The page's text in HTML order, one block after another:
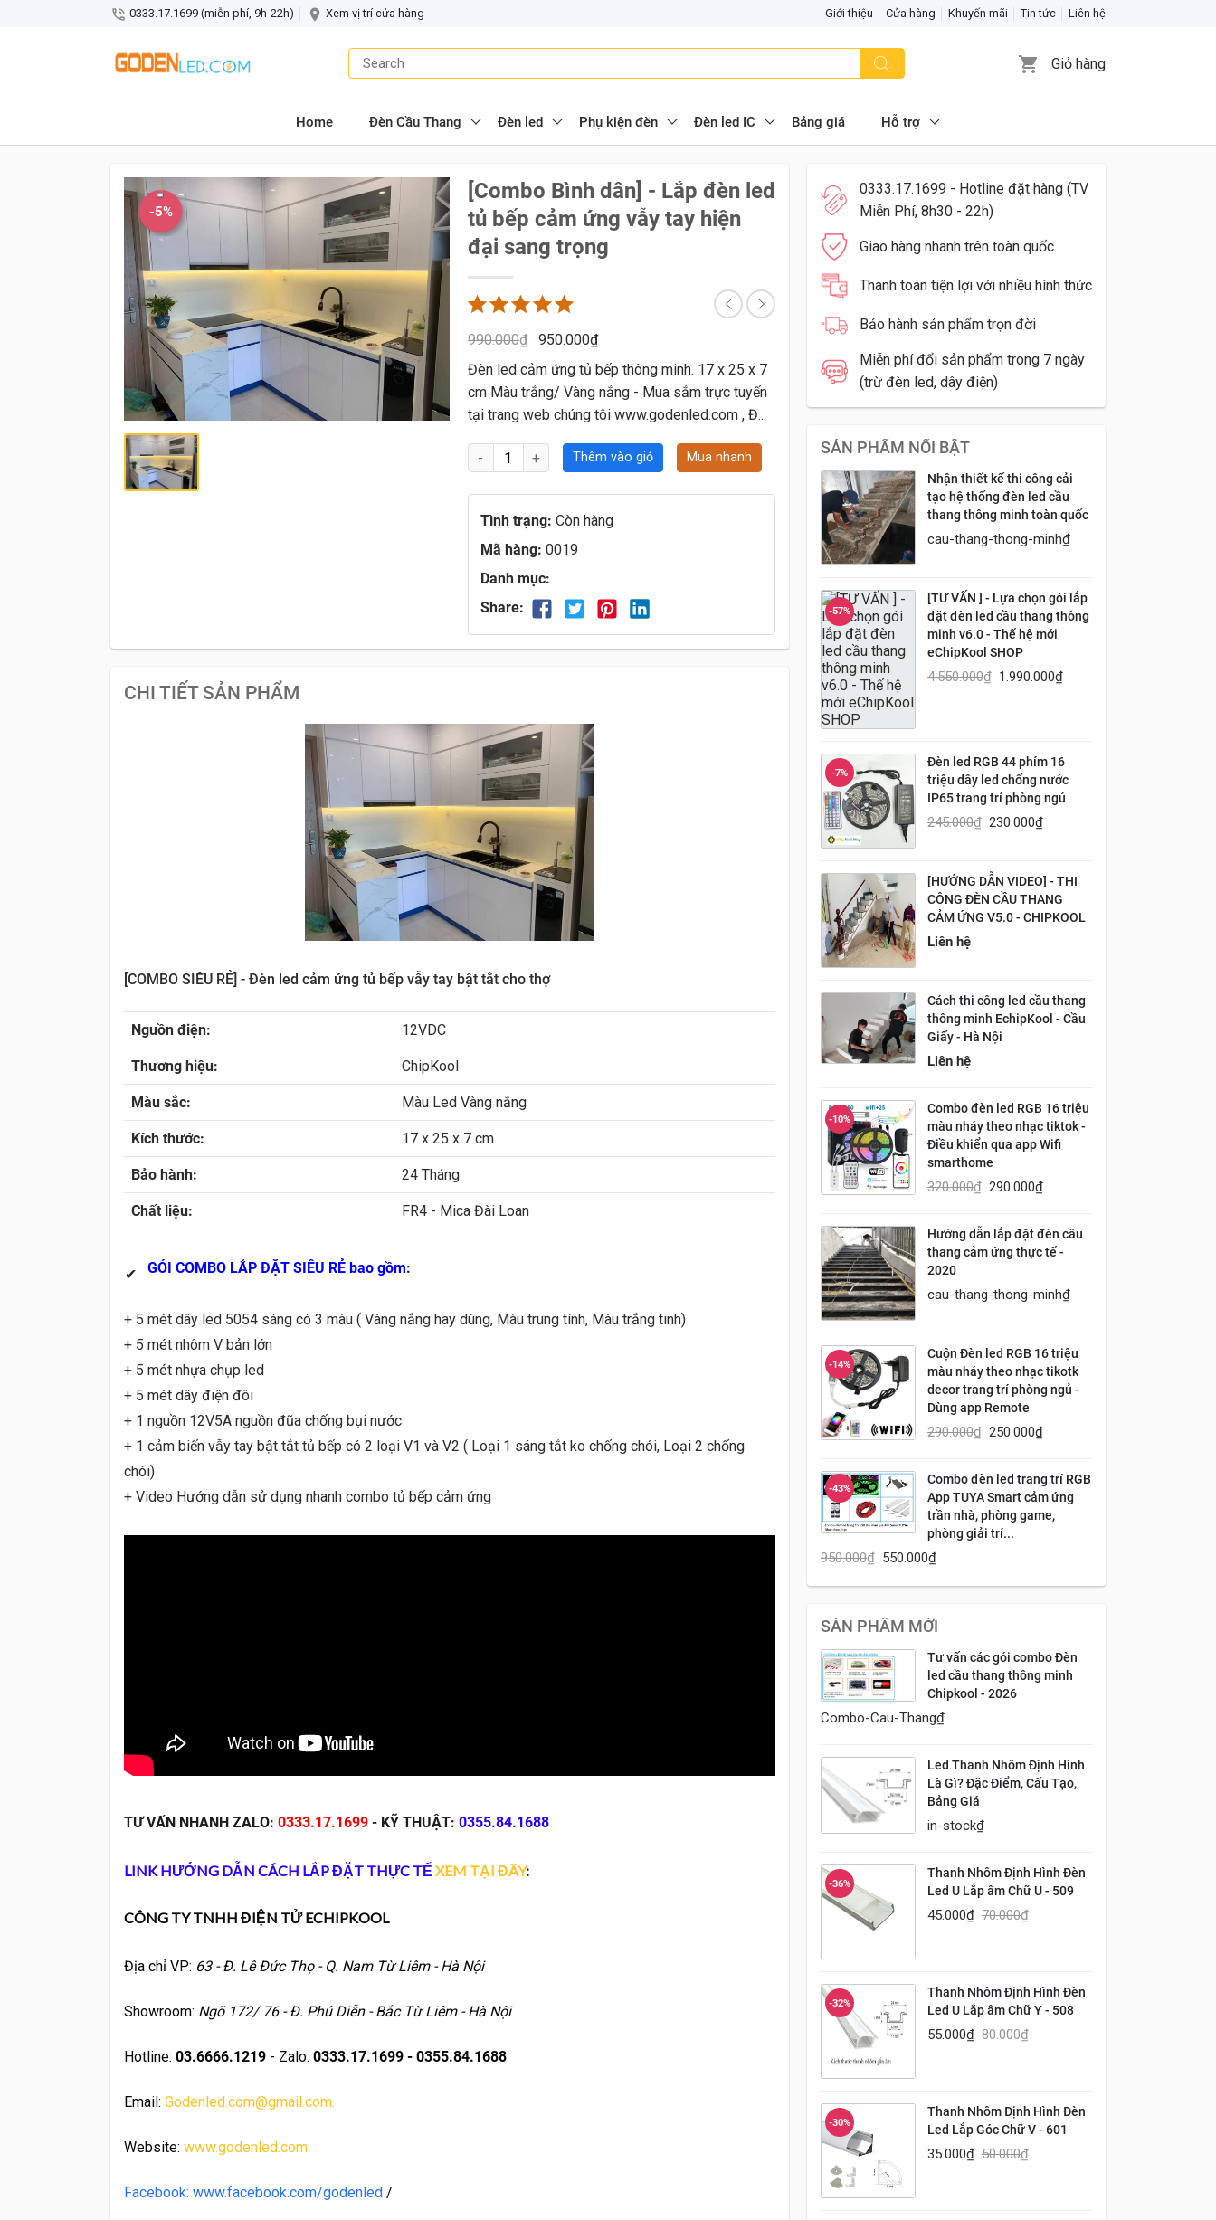
0333.17.1699 (miễn phí, 9h-22h) Xem vị trí cửa hàng Giới thiệu Cửa hàng Khuyến mãi Tin tức Liên hệ
Giỏ hàng
Home Đèn Cầu Thang Đèn led Phụ kiện đèn Đèn led IC Bảng giá Hỗ trợ
-5%
[Combo Bình dân] - Lắp đèn led
tủ bếp cảm ứng vẫy tay hiện
đại sang trọng
990.000₫ 950.000₫
Đèn led cảm ứng tủ bếp thông minh. 17 x 25 x 7
cm Màu trắng/ Vàng nắng - Mua sắm trực tuyến
tại trang web chúng tôi www.godenled.com , Đ...
Thêm vào giỏ Mua nhanh
Tình trạng: Còn hàng
Mã hàng: 0019
Danh mục:
Share:
CHI TIẾT SẢN PHẨM
[COMBO SIÊU RẺ] - Đèn led cảm ứng tủ bếp vẫy tay bật tắt cho thợ
Nguồn điện: 12VDC
Thương hiệu: ChipKool
Màu sắc: Màu Led Vàng nắng
Kích thước: 17 x 25 x 7 cm
Bảo hành: 24 Tháng
Chất liệu: FR4 - Mica Đài Loan
✔ GÓI COMBO LẮP ĐẶT SIÊU RẺ bao gồm:
+ 5 mét dây led 5054 sáng có 3 màu ( Vàng nắng hay dùng, Màu trung tính, Màu trắng tinh)
+ 5 mét nhôm V bản lớn
+ 5 mét nhựa chụp led
+ 5 mét dây điện đôi
+ 1 nguồn 12V5A nguồn đũa chống bụi nước
+ 1 cảm biến vẫy tay bật tắt tủ bếp có 2 loại V1 và V2 ( Loại 1 sáng tắt ko chống chói, Loại 2 chống
chói)
+ Video Hướng dẫn sử dụng nhanh combo tủ bếp cảm ứng
TƯ VẤN NHANH ZALO: 0333.17.1699 - KỸ THUẬT: 0355.84.1688
LINK HƯỚNG DẪN CÁCH LẮP ĐẶT THỰC TẾ XEM TẠI ĐÂY:
CÔNG TY TNHH ĐIỆN TỬ ECHIPKOOL
Địa chỉ VP: 63 - Đ. Lê Đức Thọ - Q. Nam Từ Liêm - Hà Nội
Showroom: Ngõ 172/ 76 - Đ. Phú Diễn - Bắc Từ Liêm - Hà Nội
Hotline: 03.6666.1219 - Zalo: 0333.17.1699 - 0355.84.1688
Email: Godenled.com@gmail.com.
Website: www.godenled.com
Facebook: www.facebook.com/godenled /
0333.17.1699 - Hotline đặt hàng (TV
Miễn Phí, 8h30 - 22h)
Giao hàng nhanh trên toàn quốc
Thanh toán tiện lợi với nhiều hình thức
Bảo hành sản phẩm trọn đời
Miễn phí đổi sản phẩm trong 7 ngày
(trừ đèn led, dây điện)
SẢN PHẨM NỔI BẬT
Nhận thiết kế thi công cải
tạo hệ thống đèn led cầu
thang thông minh toàn quốc
cau-thang-thong-minh₫
-57%
[TƯ VẤN ] - Lựa chọn gói lắp
đặt đèn led cầu thang thông
minh v6.0 - Thế hệ mới
eChipKool SHOP
4.550.000₫ 1.990.000₫
-7%
Đèn led RGB 44 phím 16
triệu dây led chống nước
IP65 trang trí phòng ngủ
245.000₫ 230.000₫
[HƯỚNG DẪN VIDEO] - THI
CÔNG ĐÈN CẦU THANG
CẢM ỨNG V5.0 - CHIPKOOL
Liên hệ
Cách thi công led cầu thang
thông minh EchipKool - Cầu
Giấy - Hà Nội
Liên hệ
-10%
Combo đèn led RGB 16 triệu
màu nháy theo nhạc tiktok -
Điều khiển qua app Wifi
smarthome
320.000₫ 290.000₫
Hướng dẫn lắp đặt đèn cầu
thang cảm ứng thực tế -
2020
cau-thang-thong-minh₫
-14%
Cuộn Đèn led RGB 16 triệu
màu nháy theo nhạc tikotk
decor trang trí phòng ngủ -
Dùng app Remote
290.000₫ 250.000₫
-43%
Combo đèn led trang trí RGB
App TUYA Smart cảm ứng
trần nhà, phòng game,
phòng giải trí...
950.000₫ 550.000₫
SẢN PHẨM MỚI
Tư vấn các gói combo Đèn
led cầu thang thông minh
Chipkool - 2026
Combo-Cau-Thang₫
Led Thanh Nhôm Định Hình
Là Gì? Đặc Điểm, Cấu Tạo,
Bảng Giá
in-stock₫
-36%
Thanh Nhôm Định Hình Đèn
Led U Lắp âm Chữ U - 509
45.000₫ 70.000₫
-32%
Thanh Nhôm Định Hình Đèn
Led U Lắp âm Chữ Y - 508
55.000₫ 80.000₫
-30%
Thanh Nhôm Định Hình Đèn
Led Lắp Góc Chữ V - 601
35.000₫ 50.000₫